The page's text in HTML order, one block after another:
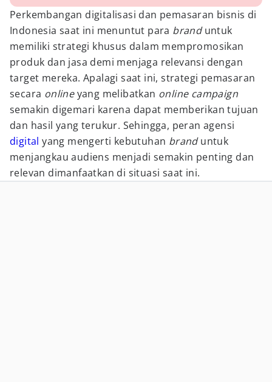
Perkembangan digitalisasi dan pemasaran bisnis di
Indonesia saat ini menuntut para branduntuk
memiliki strategi khusus dalam mempromosikan
produk dan jasa demi menjaga relevansi dengan
target mereka. Apalagi saat ini, strategi pemasaran
secara onlineyang melibatkan online campaign
semakin digemari karena dapat memberikan tujuan
dan hasil yang terukur. Sehingga, peran agensi
digital yang mengerti kebutuhan branduntuk
menjangkau audiens menjadi semakin penting dan
relevan dimanfaatkan di situasi saat ini.